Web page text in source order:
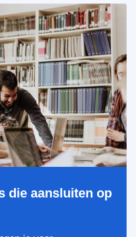
die aansluiten op